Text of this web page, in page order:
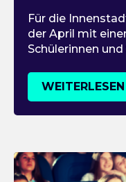
Für die
der April mit
Schülerinnen und
WEITERLESEN